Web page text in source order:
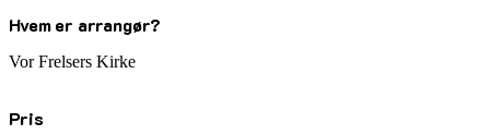
Hvem er arrangør?
Vor Frelsers Kirke
Pris